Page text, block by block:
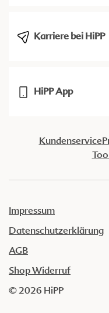
Karriere bei HiPP
HiPP App
Kundenservice
Impressum
Datenschutzerklärung
AGB
Shop Widerruf
© 2026 HiPP